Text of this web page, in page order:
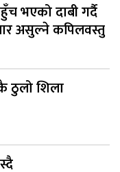
भएको दाबी गर्दै
असुल्ने कपिलवस्तु
ठुलो शिला